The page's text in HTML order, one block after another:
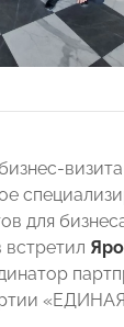
для
встретил